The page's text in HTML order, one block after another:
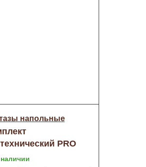
напольные
PRO
SANTERI